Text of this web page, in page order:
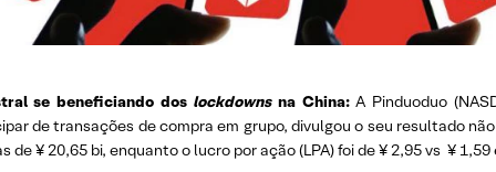
se beneficiando dos lockdownsna China:A Pinduoduo
de transações de compra em grupo, divulgou o seu resultado
de ¥ 20,65 bi, enquanto o lucro por ação (LPA) foi de ¥ 2,95 vs ¥